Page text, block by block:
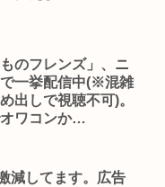
ブックオフやもも
やって「ドーパミ
う
のフレンズ」、ニ
一挙配信中(※混雑
出しで視聴不可)。
ワコンか…
減してます。広告